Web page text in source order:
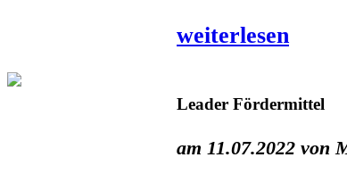
weiterlesen
Leader Fördermittel
am 11.07.2022 von